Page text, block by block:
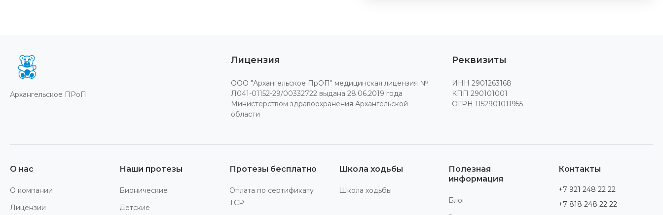
Архангельское ПРоП
Лицензия
ООО "Архангельское ПрОП" медицинская лицензия №
Л041-01152-29/00332722 выдана 28.06.2019 года
Министерством здравоохранения Архангельской
области
Реквизиты
ИНН 2901263168
КПП 290101001
ОГРН 1152901011955
О нас
О компании
Лицензии
Наши протезы
Бионические
Детские
Протезы бесплатно
Оплата по сертификату
ТСР
Школа ходьбы
Школа ходьбы
Полезная
информация
Блог
Контакты
+7 921 248 22 22
+7 818 248 22 22